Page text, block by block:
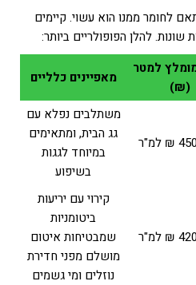
לחומר ממנו הוא עשוי. קיימים
שונות. להלן הפופולריים ביותר:
למטר
(₪)
מאפיינים כלליים
למ"ר
משתלבים נפלא עם
גג הבית, ומתאימים
במיוחד לגגות
בשיפוע
למ"ר
קירוי עם יריעות
ביטומניות
שמבטיחות איטום
מושלם מפני חדירת
נוזלים ומי גשמים